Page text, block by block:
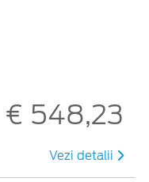
€ 548,23
Vezi detalii